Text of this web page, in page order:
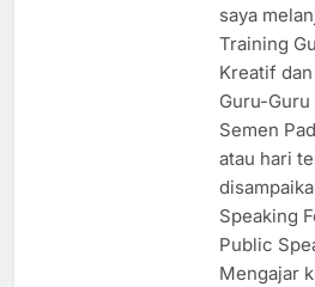
saya
Training
Kreatif
Guru-Guru
Semen
atau hari
Speaking
Public
Mengajar